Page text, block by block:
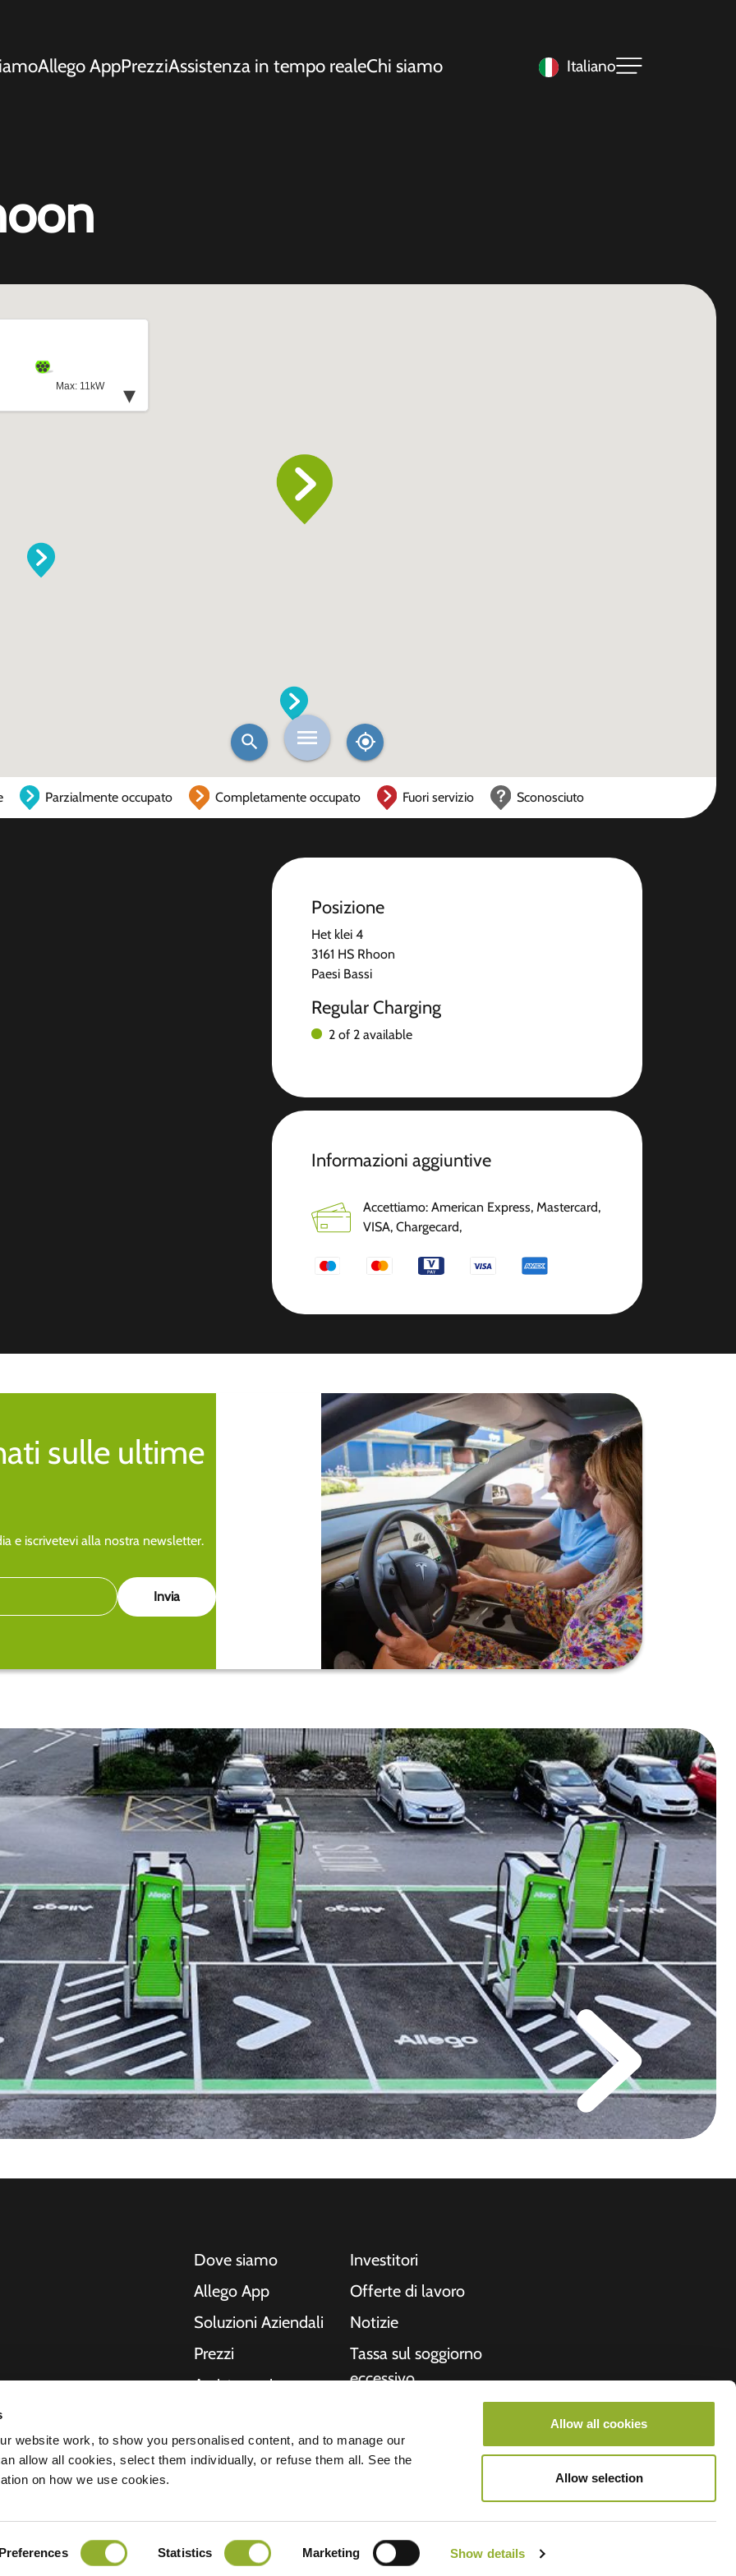
website work, to show you personalised content, and to manage our
allow all cookies, select them individually, or refuse them all. See the
on how we use cookies.
Preferences Statistics Marketing Show details
Allow all cookies
Allow selection
Allego AppPrezziAssistenza in tempo realeChi siamo Italiano
Parzialmente occupato Completamente occupato Fuori servizio Sconosciuto
Posizione
Het klei 4
3161 HS Rhoon
Paesi Bassi
Regular Charging
2 of 2 available
Informazioni aggiuntive
Accettiamo: American Express, Mastercard,
VISA, Chargecard,
sulle ultime
e iscrivetevi alla nostra newsletter.
autobus e
nostre soluzioni
e le città
bisogno, mentre
Dove siamo
Allego App
Soluzioni Aziendali
Prezzi
Assistenza in
NMBS
Fornitori
Investitori
Offerte di lavoro
Notizie
Tassa sul soggiorno
eccessivo
Informazioni su di
noi
Tutti i diritti riservati © 2026 - Allego B.V.
sulla privacy